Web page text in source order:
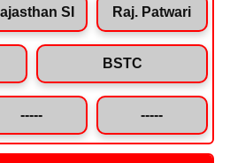
SI Raj. Patwari
BSTC
----- -----